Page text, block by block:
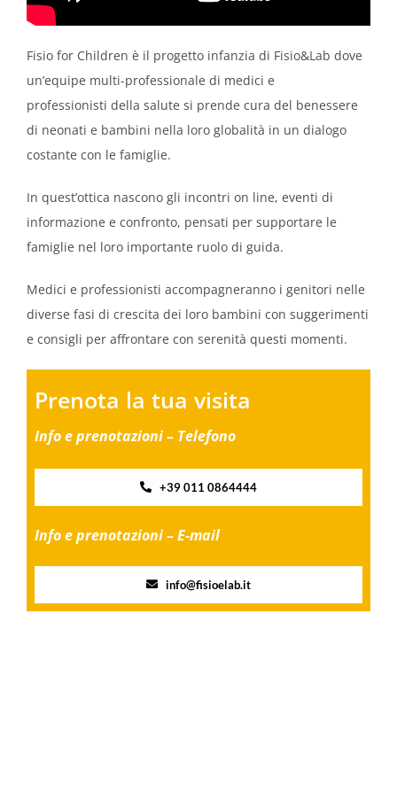
Fisio for Children è il progetto infanzia di Fisio&Lab dove
un’equipe multi-professionale di medici e
professionisti della salute si prende cura del benessere
di neonati e bambini nella loro globalità in un dialogo
costante con le famiglie.
In quest’ottica nascono gli incontri on line, eventi di
informazione e confronto, pensati per supportare le
famiglie nel loro importante ruolo di guida.
Medici e professionisti accompagneranno i genitori nelle
diverse fasi di crescita dei loro bambini con suggerimenti
e consigli per affrontare con serenità questi momenti.
Prenota la tua visita
Info e prenotazioni – Telefono
+39 011 0864444
Info e prenotazioni – E-mail
info@fisioelab.it